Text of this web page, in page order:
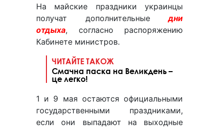
На майские праздники украинцы
получат дополнительныедни
отдыха, согласно распоряжению
Кабинете министров.
ЧИТАЙТЕ ТАКОЖ
Смачна паска на Великдень –
це легко!
1 и 9 мая остаются официальными
государственными праздниками,
если они выпадают на выходные